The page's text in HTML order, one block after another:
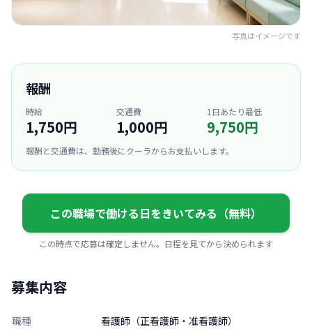
写真はイメージです
報酬
時給
1,750円
交通費
1,000円
1日あたり最低
9,750円
報酬と交通費は、勤務後にクーラからお支払いします。
この職場で働ける日をきいてみる（無料）
この時点で応募は確定しません。日程を見てから決められます
募集内容
職種 看護師（正看護師・准看護師）